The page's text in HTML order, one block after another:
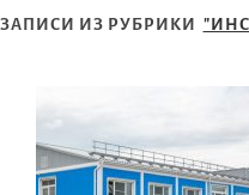
ИЗ РУБРИКИ